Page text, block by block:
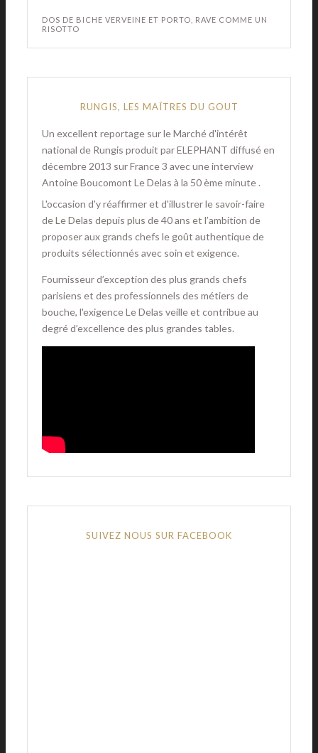
DOS DE BICHE VERVEINE ET PORTO, RAVE COMME UN
RISOTTO
RUNGIS, LES MAÎTRES DU GOUT
Un excellent reportage sur le Marché d'intérêt
national de Rungis produit par ELEPHANT diffusé en
décembre 2013 sur France 3 avec une interview
Antoine Boucomont Le Delas à la 50 ème minute .
L'occasion d'y réaffirmer et d'illustrer le savoir-faire
de Le Delas depuis plus de 40 ans et l’ambition de
proposer aux grands chefs le goût authentique de
produits sélectionnés avec soin et exigence.
Fournisseur d’exception des plus grands chefs
parisiens et des professionnels des métiers de
bouche, l'exigence Le Delas veille et contribue au
degré d’excellence des plus grandes tables.
SUIVEZ NOUS SUR FACEBOOK